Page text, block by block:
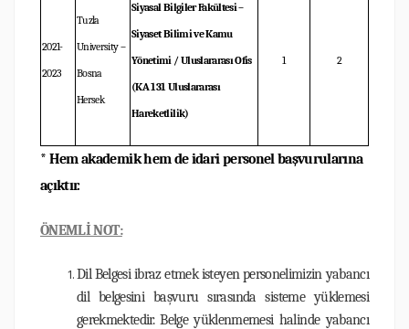
2021-
2023
Tuzla
University –
Bosna
Hersek
Siyasal Bilgiler Fakültesi –
Siyaset Bilimi ve Kamu
Yönetimi / Uluslararası Ofis
(KA 131 Uluslararası
Hareketlilik)
1 2
* Hem akademik hem de idari personel başvurularına
açıktır.
ÖNEMLİ NOT:
Dil Belgesi ibraz etmek isteyen personelimizin yabancı
dil belgesini başvuru sırasında sisteme yüklemesi
gerekmektedir. Belge yüklenmemesi halinde yabancı